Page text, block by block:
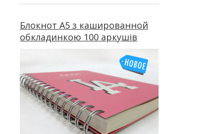
Блокнот А5 з кашированной
обкладинкою 100 аркушів